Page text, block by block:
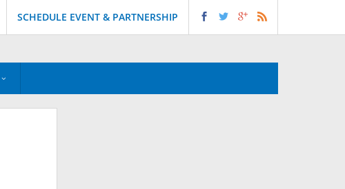
SCHEDULE EVENT & PARTNERSHIP